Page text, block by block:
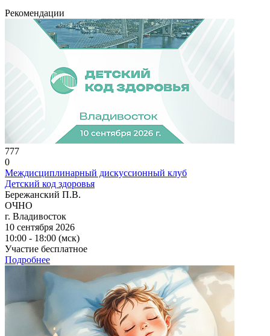
Рекомендации
777
0
Междисциплинарный дискуссионный клуб
Детский код здоровья
Бережанский П.В.
ОЧНО
г. Владивосток
10 сентября 2026
10:00 - 18:00 (мск)
Участие бесплатное
Подробнее